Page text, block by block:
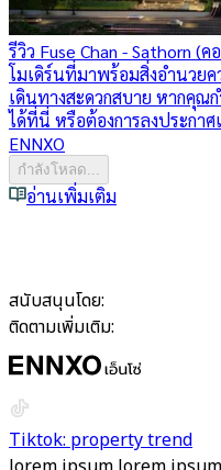
รีวิว Fuse Chan - Sathorn (
โมเดิร์นที่มาพร้อมสิ่งอำนวย
เดินทางสะดวกสบาย หากคุณ
ได้ที่นี่ หรือต้องการลงประกา
ENNXO
กำลังโหลด...
อ่านเพิ่มเติม
สนับสนุนโดย:
ติดตามเพิ่มเติม:
Tiktok: property trend